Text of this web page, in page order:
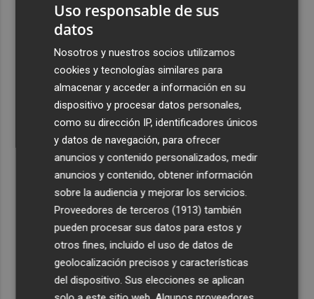
Uso responsable de sus
datos
Nosotros y nuestros socios utilizamos
cookies y tecnologías similares para
almacenar y acceder a información en su
dispositivo y procesar datos personales,
como su dirección IP, identificadores únicos
y datos de navegación, para ofrecer
anuncios y contenido personalizados, medir
anuncios y contenido, obtener información
sobre la audiencia y mejorar los servicios.
Proveedores de terceros (1913) también
pueden procesar sus datos para estos y
otros fines, incluido el uso de datos de
geolocalización precisos y características
del dispositivo. Sus elecciones se aplican